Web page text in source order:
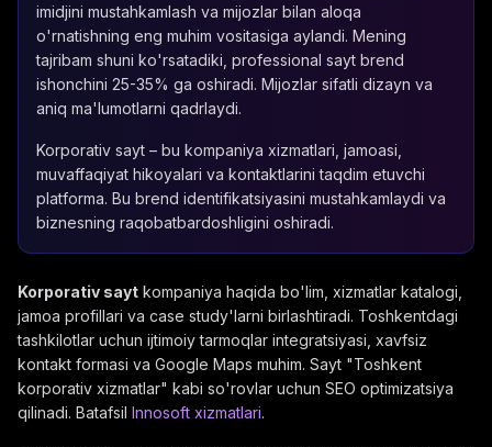
imidjini mustahkamlash va mijozlar bilan aloqa
o'rnatishning eng muhim vositasiga aylandi. Mening
tajribam shuni ko'rsatadiki, professional sayt brend
ishonchini 25-35% ga oshiradi. Mijozlar sifatli dizayn va
aniq ma'lumotlarni qadrlaydi.
Korporativ sayt – bu kompaniya xizmatlari, jamoasi,
muvaffaqiyat hikoyalari va kontaktlarini taqdim etuvchi
platforma. Bu brend identifikatsiyasini mustahkamlaydi va
biznesning raqobatbardoshligini oshiradi.
Korporativ sayt kompaniya haqida bo'lim, xizmatlar katalogi,
jamoa profillari va case study'larni birlashtiradi. Toshkentdagi
tashkilotlar uchun ijtimoiy tarmoqlar integratsiyasi, xavfsiz
kontakt formasi va Google Maps muhim. Sayt "Toshkent
korporativ xizmatlar" kabi so'rovlar uchun SEO optimizatsiya
qilinadi. Batafsil Innosoft xizmatlari.